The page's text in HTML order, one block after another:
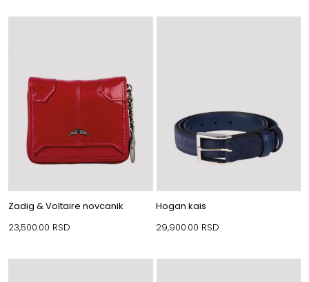
Zadig & Voltaire novcanik
23,500.00 RSD
Hogan kais
29,900.00 RSD